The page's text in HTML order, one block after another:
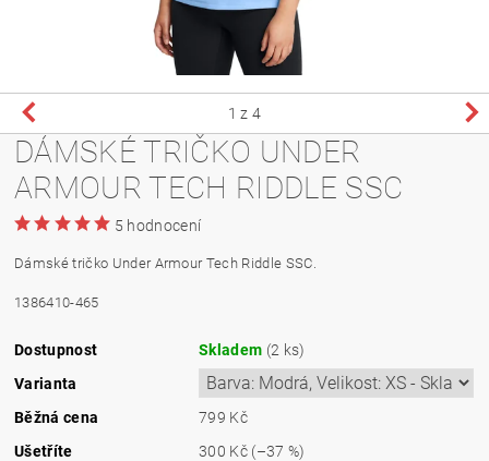
1 z 4
DÁMSKÉ TRIČKO UNDER
ARMOUR TECH RIDDLE SSC
5 hodnocení
Dámské tričko Under Armour Tech Riddle SSC.
1386410-465
Dostupnost Skladem (2 ks)
Varianta
Běžná cena
799 Kč
Ušetříte
300 Kč (–37 %)